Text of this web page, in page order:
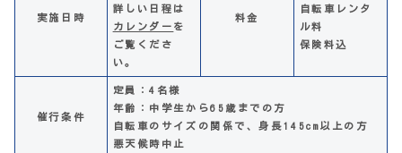
実施日時
詳しい日程は
カレンダー を
ご覧くださ
い。
料金
自転車レンタ
ル料
保険料込
催行条件
定員：4名様
年齢：中学生から65歳までの方
自転車のサイズの関係で、身長145cm以上の方
悪天候時中止